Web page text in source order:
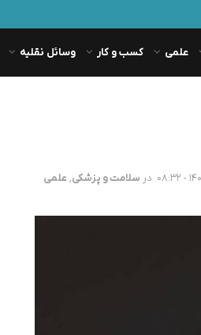
علمی کسب و کار وسائل نقلیه
در سلامت و پزشکی, علمی